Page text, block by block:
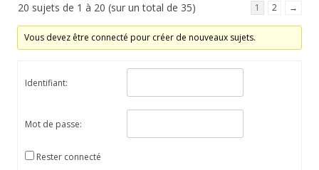
20 sujets de 1 à 20 (sur un total de 35) 1 2 →
Vous devez être connecté pour créer de nouveaux sujets.
Identifiant:
Mot de passe:
Rester connecté